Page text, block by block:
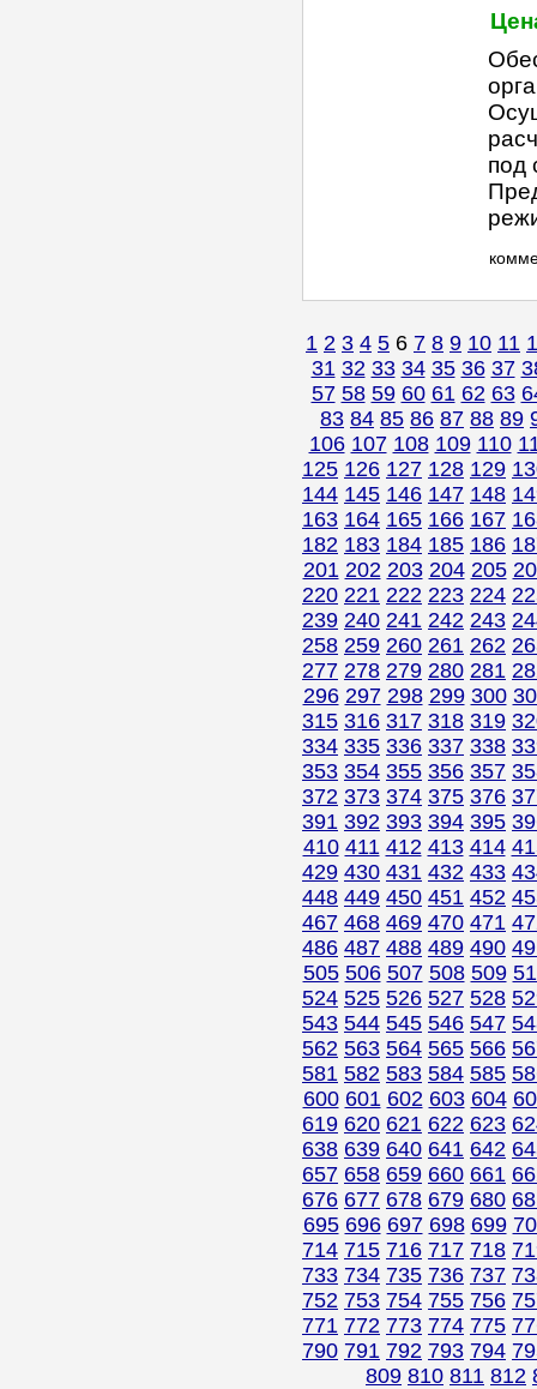
под
1 2 3 4 5 6 7 8 9 10 11
31 32 33 34 35 36 37
57 58 59 60 61 62 63
83 84 85 86 87 88 89
106 107 108 109 110
125 126 127 128 129
144 145 146 147 148
163 164 165 166 167
182 183 184 185 186
201 202 203 204 205
220 221 222 223 224
239 240 241 242 243
258 259 260 261 262
277 278 279 280 281
296 297 298 299 300
315 316 317 318 319
334 335 336 337 338
353 354 355 356 357
372 373 374 375 376
391 392 393 394 395
410 411 412 413 414
429 430 431 432 433
448 449 450 451 452
467 468 469 470 471
486 487 488 489 490
505 506 507 508 509
524 525 526 527 528
543 544 545 546 547
562 563 564 565 566
581 582 583 584 585
600 601 602 603 604
619 620 621 622 623
638 639 640 641 642
657 658 659 660 661
676 677 678 679 680
695 696 697 698 699
714 715 716 717 718
733 734 735 736 737
752 753 754 755 756
771 772 773 774 775
790 791 792 793 794
809 810 811 812